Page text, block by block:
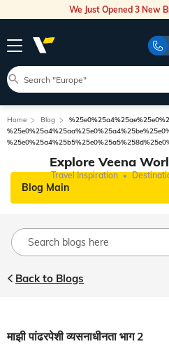
We Just Opened 3 New
Home Blog
Explore Veena
Travel Inspiration
Blog Main
Back to Blogs
माझी पांढरपेशी व्यसनाधीनता भाग 2